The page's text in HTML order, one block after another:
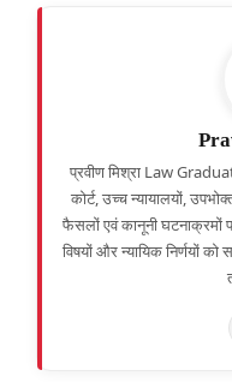
प्रवीण मिश्रा Law
कोर्ट, उच्च न्यायालयों,
फैसलों एवं कानूनी घटनाक्रमों
विषयों और न्यायिक निर्णयों